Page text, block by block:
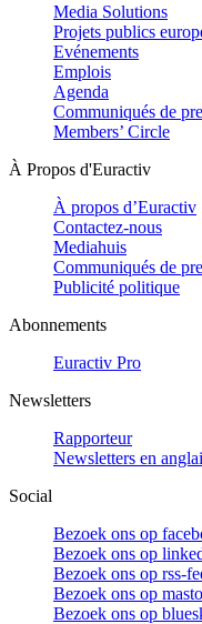
Media Solutions
Projets publics
Evénements
Emplois
Agenda
Communiqués de
Members’ Circle
À Propos d'Euractiv
À propos d’Euractiv
Contactez-nous
Mediahuis
Communiqués de
Publicité politique
Abonnements
Euractiv Pro
Newsletters
Rapporteur
Newsletters en
Social
Bezoek ons op
Bezoek ons op
Bezoek ons op rss-
Bezoek ons op
Bezoek ons op